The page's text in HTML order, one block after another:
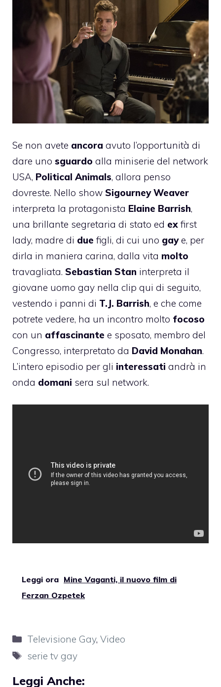
Se non avete ancora avuto l’opportunità di
dare uno sguardo alla miniserie del network
USA, Political Animals, allora penso
dovreste. Nello show Sigourney Weaver
interpreta la protagonista Elaine Barrish,
una brillante segretaria di stato ed ex first
lady, madre di due figli, di cui uno gaye, per
dirla in maniera carina, dalla vita molto
travagliata. Sebastian Stan interpreta il
giovane uomo gay nella clip qui di seguito,
vestendo i panni di T.J. Barrish, e che come
potrete vedere, ha un incontro molto focoso
con un affascinante e sposato, membro del
Congresso, interpretato da David Monahan.
L’intero episodio per gli interessati andrà in
onda domani sera sul network.
Leggi ora Mine Vaganti, il nuovo film di
Ferzan Ozpetek
Categorie
Televisione Gay,Video
Tag
serie tv gay
Leggi Anche: